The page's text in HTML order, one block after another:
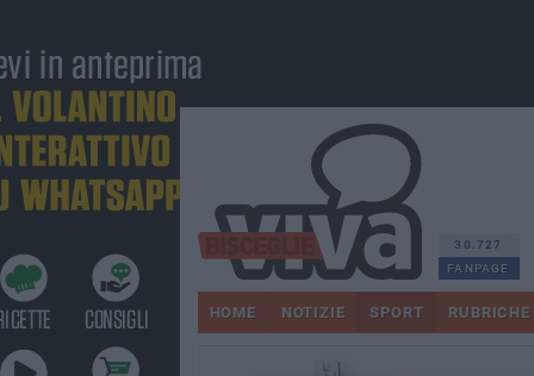
30.727
FANPAGE
HOME NOTIZIE SPORT RUBRICHE